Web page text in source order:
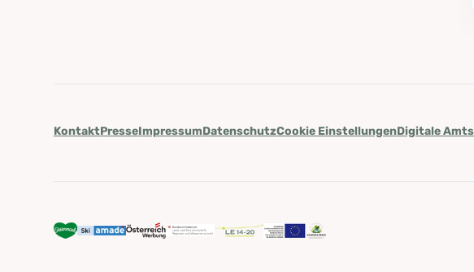
KontaktPresseImpressumDatenschutzCookie EinstellungenDigitale